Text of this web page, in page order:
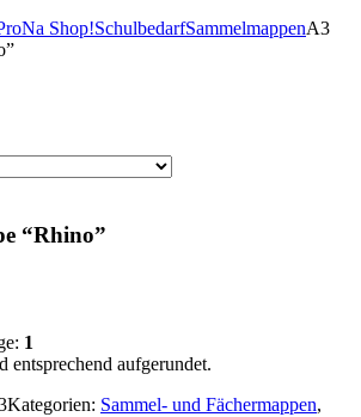
Shop!SchulbedarfSammelmappenA3
“Rhino”
1
entsprechend aufgerundet.
Kategorien: Sammel- und Fächermappen,